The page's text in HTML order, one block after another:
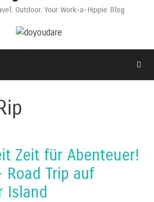
Outdoor. Your Work-a-Hippie Blog
Zeit für Abenteuer!
Road Trip auf
Island